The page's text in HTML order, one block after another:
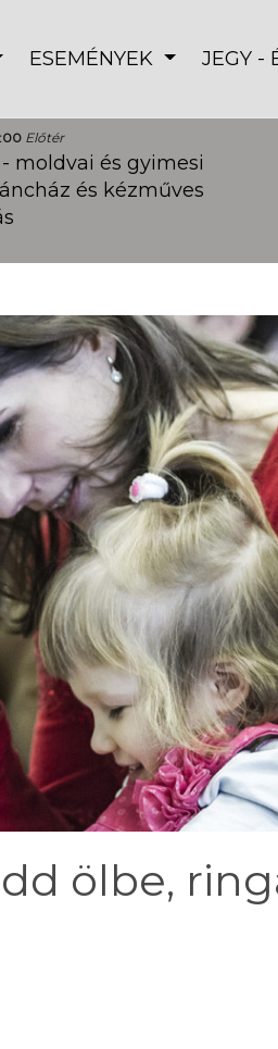
ESEMÉNYEK JEGY -
Előtér
moldvai és gyimesi
és kézműves
ölbe,